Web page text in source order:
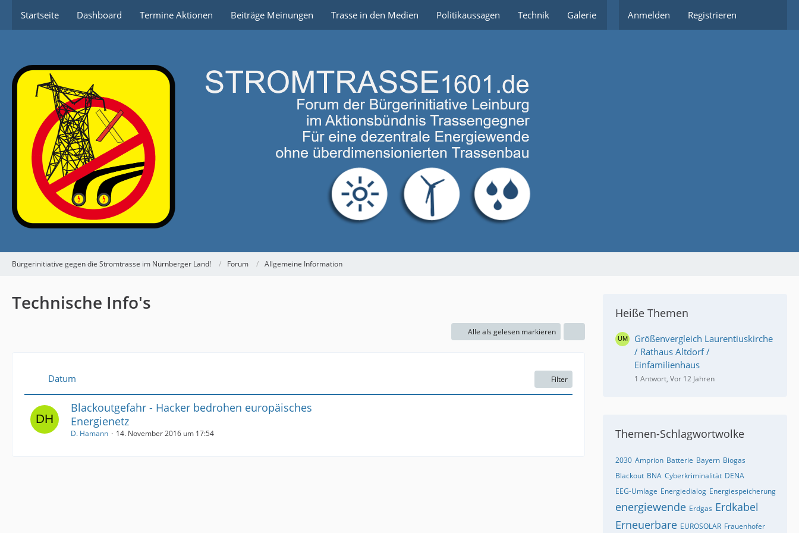
Startseite Dashboard Termine Aktionen Beiträge Meinungen Trasse in den Medien Politikaussagen Technik Galerie Partnerlinks
Anmelden Registrieren
Bürgerinitiative gegen die Stromtrasse im Nürnberger Land! Forum Allgemeine Information
Technische Info's
Alle als gelesen markieren
Datum Filter
Blackoutgefahr - Hacker bedrohen europäisches
Energienetz
D. Hamann 14. November 2016 um 17:54
Heiße Themen
Größenvergleich Laurentiuskirche
/ Rathaus Altdorf /
Einfamilienhaus
1 Antwort, Vor 12 Jahren
Themen-Schlagwortwolke
2030 Amprion Batterie Bayern Biogas
Blackout BNA Cyberkriminalität DENA
EEG-Umlage Energiedialog Energiespeicherung
energiewende Erdgas Erdkabel
Erneuerbare EUROSOLAR Frauenhofer